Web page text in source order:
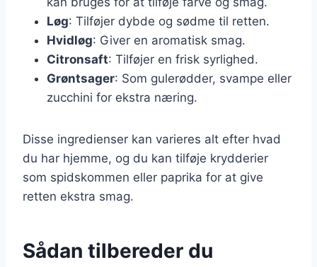
Løg: Tilføjer dybde og sødme til retten.
Hvidløg: Giver en aromatisk smag.
Citronsaft: Tilføjer en frisk syrlighed.
Grøntsager: Som gulerødder, svampe eller
zucchini for ekstra næring.
Disse ingredienser kan varieres alt efter hvad
du har hjemme, og du kan tilføje krydderier
som spidskommen eller paprika for at give
retten ekstra smag.
Sådan tilbereder du